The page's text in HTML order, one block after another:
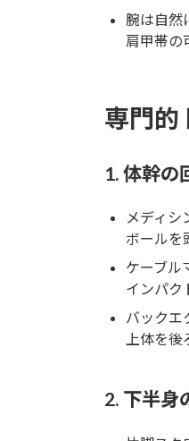
腕は自然
肩甲帯の
専門的
1. 体幹の
メディシ
ボールを
ケーブル
インパク
バックエ
上体を
2. 下半身